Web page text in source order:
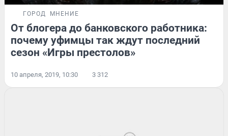
ГОРОД МНЕНИЕ
От блогера до банковского работника:
почему уфимцы так ждут последний
сезон «Игры престолов»
10 апреля, 2019, 10:30 3 312